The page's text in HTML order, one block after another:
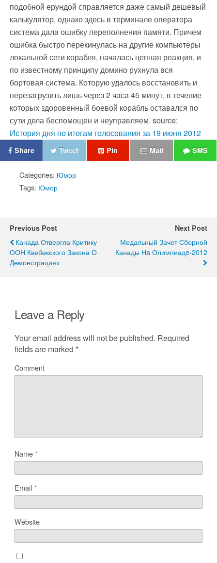
подобной ерундой справляется даже самый дешевый
калькулятор, однако здесь в терминале оператора
система дала ошибку переполнения памяти. Причем
ошибка быстро перекинулась на другие компьютеры
локальной сети корабля, началась цепная реакция, и
по известному принципу домино рухнула вся
бортовая система. Которую удалось восстановить и
перезагрузить лишь через 2 часа 45 минут, в течение
которых здоровенный боевой корабль оставался по
сути дела беспомощен и неуправляем. source:
История дня по итогам голосования за 19 июня 2012
Share Tweet Pin Mail SMS
Categories: Юмор
Tags: Юмор
Previous Post
Канада Отвергла Критику
ООН Квебекского Закона О
Демонстрациях
Next Post
Медальный Зачет Сборной
Канады Нa Олимпиадe-2012
Leave a Reply
Your email address will not be published. Required
fields are marked *
Comment
Name*
Email*
Website